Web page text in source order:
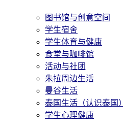
图书馆与创意空间
学生宿舍
学生体育与健康
食堂与咖啡馆
活动与社团
朱拉周边生活
曼谷生活
泰国生活（认识泰国）
学生心理健康